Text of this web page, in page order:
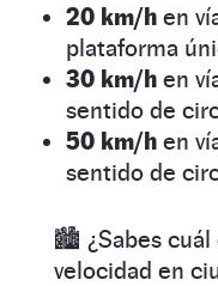
20 km/h en
plataforma
30 km/h en
sentido de
50 km/h en
sentido de
🏙️ ¿Sabes cuál
velocidad en